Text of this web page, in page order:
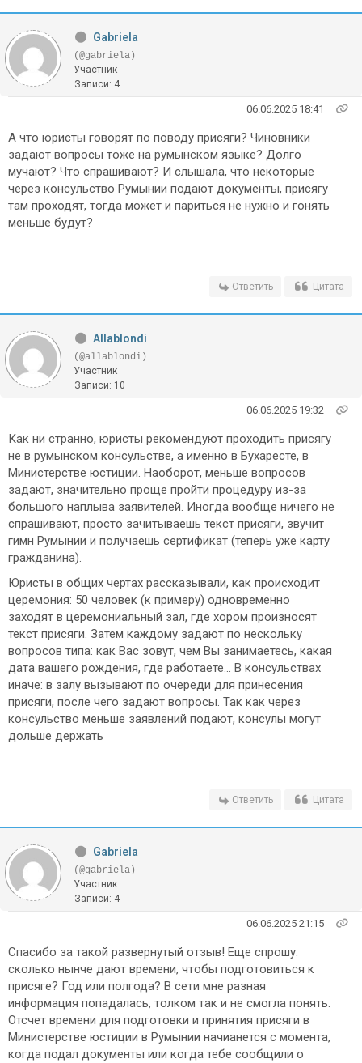
Gabriela
(@gabriela)
Участник
Записи: 4
06.06.2025 18:41
А что юристы говорят по поводу присяги? Чиновники
задают вопросы тоже на румынском языке? Долго
мучают? Что спрашивают? И слышала, что некоторые
через консульство Румынии подают документы, присягу
там проходят, тогда может и париться не нужно и гонять
меньше будут?
Ответить Цитата
Allablondi
(@allablondi)
Участник
Записи: 10
06.06.2025 19:32
Как ни странно, юристы рекомендуют проходить присягу
не в румынском консульстве, а именно в Бухаресте, в
Министерстве юстиции. Наоборот, меньше вопросов
задают, значительно проще пройти процедуру из-за
большого наплыва заявителей. Иногда вообще ничего не
спрашивают, просто зачитываешь текст присяги, звучит
гимн Румынии и получаешь сертификат (теперь уже карту
гражданина).
Юристы в общих чертах рассказывали, как происходит
церемония: 50 человек (к примеру) одновременно
заходят в церемониальный зал, где хором произносят
текст присяги. Затем каждому задают по нескольку
вопросов типа: как Вас зовут, чем Вы занимаетесь, какая
дата вашего рождения, где работаете... В консульствах
иначе: в залу вызывают по очереди для принесения
присяги, после чего задают вопросы. Так как через
консульство меньше заявлений подают, консулы могут
дольше держать
Ответить Цитата
Gabriela
(@gabriela)
Участник
Записи: 4
06.06.2025 21:15
Спасибо за такой развернутый отзыв! Еще спрошу:
сколько нынче дают времени, чтобы подготовиться к
присяге? Год или полгода? В сети мне разная
информация попадалась, толком так и не смогла понять.
Отсчет времени для подготовки и принятия присяги в
Министерстве юстиции в Румынии начианется с момента,
когда подал документы или когда тебе сообщили о